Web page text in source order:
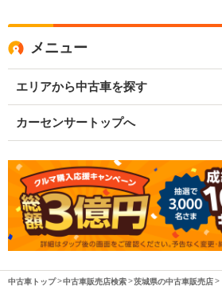
メニュー
エリアから中古車を探す
カーセンサートップへ
中古車トップ 中古車販売店検索 茨城県の中古車販売店